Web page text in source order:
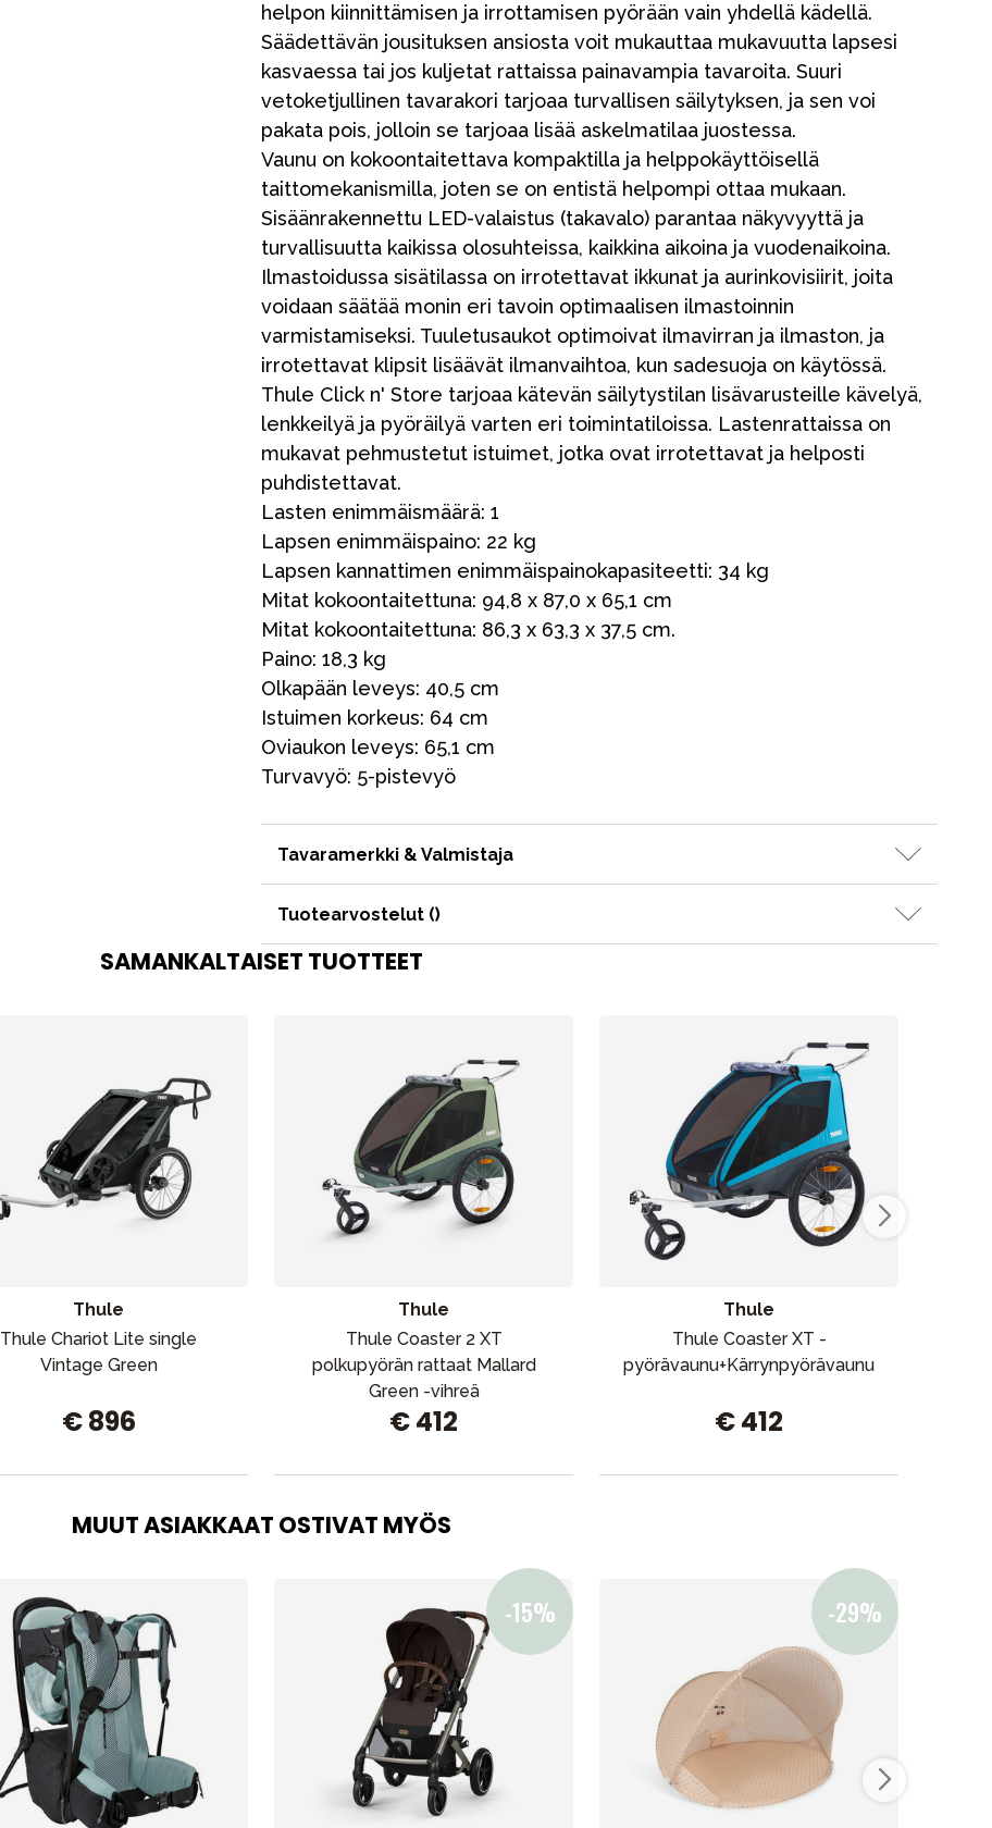
helpon kiinnittämisen ja irrottamisen pyörään vain yhdellä kädellä.
Säädettävän jousituksen ansiosta voit mukauttaa mukavuutta lapsesi
kasvaessa tai jos kuljetat rattaissa painavampia tavaroita. Suuri
vetoketjullinen tavarakori tarjoaa turvallisen säilytyksen, ja sen voi
pakata pois, jolloin se tarjoaa lisää askelmatilaa juostessa.
Vaunu on kokoontaitettava kompaktilla ja helppokäyttöisellä
taittomekanismilla, joten se on entistä helpompi ottaa mukaan.
Sisäänrakennettu LED-valaistus (takavalo) parantaa näkyvyyttä ja
turvallisuutta kaikissa olosuhteissa, kaikkina aikoina ja vuodenaikoina.
Ilmastoidussa sisätilassa on irrotettavat ikkunat ja aurinkovisiirit, joita
voidaan säätää monin eri tavoin optimaalisen ilmastoinnin
varmistamiseksi. Tuuletusaukot optimoivat ilmavirran ja ilmaston, ja
irrotettavat klipsit lisäävät ilmanvaihtoa, kun sadesuoja on käytössä.
Thule Click n' Store tarjoaa kätevän säilytystilan lisävarusteille kävelyä,
lenkkeilyä ja pyöräilyä varten eri toimintatiloissa. Lastenrattaissa on
mukavat pehmustetut istuimet, jotka ovat irrotettavat ja helposti
puhdistettavat.
Lasten enimmäismäärä: 1
Lapsen enimmäispaino: 22 kg
Lapsen kannattimen enimmäispainokapasiteetti: 34 kg
Mitat kokoontaitettuna: 94,8 x 87,0 x 65,1 cm
Mitat kokoontaitettuna: 86,3 x 63,3 x 37,5 cm.
Paino: 18,3 kg
Olkapään leveys: 40,5 cm
Istuimen korkeus: 64 cm
Oviaukon leveys: 65,1 cm
Turvavyö: 5-pistevyö
Tavaramerkki & Valmistaja
Tuotearvostelut ()
SAMANKALTAISET TUOTTEET
Thule
Thule Chariot Lite single
Vintage Green
€ 896
Thule
Thule Coaster 2 XT
polkupyörän rattaat Mallard
Green -vihreä
€ 412
Thule
Thule Coaster XT -
pyörävaunu+Kärrynpyörävaunu
€ 412
MUUT ASIAKKAAT OSTIVAT MYÖS
VÅRT SORTIMENT
Äiti & Isä
Huonekalut & vuodevaatteet
Tarvikkeet
Varaosat
Kampanjat
Lahjavinkkejä
Suosikit
Tavaramerkit
Ota meihin yhteyttä osoitteessa Myymälämme